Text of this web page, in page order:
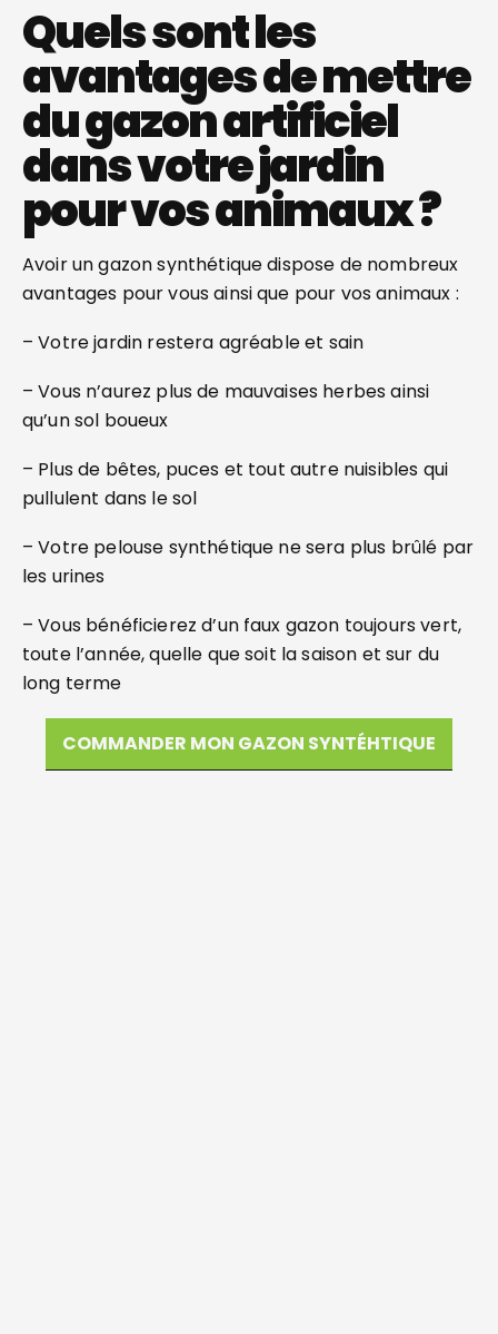
Quels sont les
avantages de mettre
du gazon artificiel
dans votre jardin
pour vos animaux ?
Avoir un gazon synthétique dispose de nombreux
avantages pour vous ainsi que pour vos animaux :
– Votre jardin restera agréable et sain
– Vous n’aurez plus de mauvaises herbes ainsi
qu’un sol boueux
– Plus de bêtes, puces et tout autre nuisibles qui
pullulent dans le sol
– Votre pelouse synthétique ne sera plus brûlé par
les urines
– Vous bénéficierez d’un faux gazon toujours vert,
toute l’année, quelle que soit la saison et sur du
long terme
COMMANDER MON GAZON SYNTÉHTIQUE